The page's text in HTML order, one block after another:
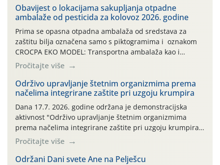
Obavijest o lokacijama sakupljanja otpadne
ambalaže od pesticida za kolovoz 2026. godine
Prima se opasna otpadna ambalaža od sredstava za
zaštitu bilja označena samo s piktogramima i oznakom
CROCPA EKO MODEL: Transportna ambalaža kao i
ambalaža drugih proizvoda koji nisu sredstva za zaštitu
bilja (npr. ambalaža od mineralnih gnojiva,) se ne
prihvaća. Korisnicima je osiguran besplatni povrat
prazne ambalaže isključivo ovih tvrtki: AGROCHEM-MAKS,
AGRONOM, ALBAUGH TKI* (PINUS […]
Pročitajte više
Održivo upravljanje štetnim organizmima prema
načelima integrirane zaštite pri uzgoju krumpira
Dana 17.7. 2026. godine održana je demonstracijska
aktivnost "Održivo upravljanje štetnim organizmima
prema načelima integrirane zaštite pri uzgoju krumpira"
na pokusnom polju "Poredje", kraj naselja Belica (ARKOD
parcela ID 2445031) (središnji dio Međimurske županije).
Pročitajte više
Održani Dani svete Ane na Pelješcu